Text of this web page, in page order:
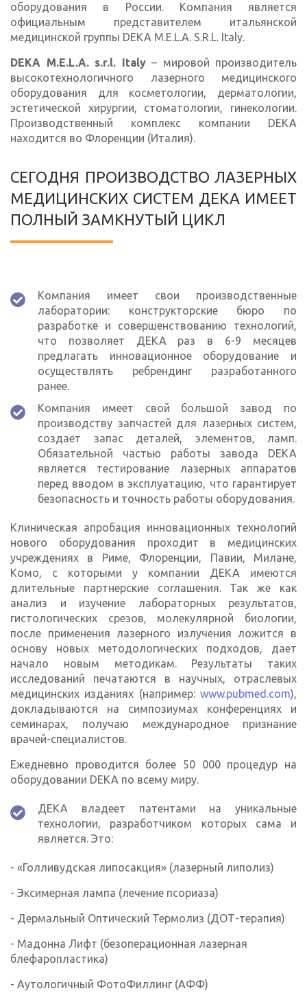
оборудования в России. Компания является
официальным представителем итальянской
медицинской группы DEKA M.E.L.A. S.R.L. Italy.
DEKA M.E.L.A. s.r.l. Italy– мировой производитель
высокотехнологичного лазерного медицинского
оборудования для косметологии, дерматологии,
эстетической хирургии, стоматологии, гинекологии.
Производственный комплекс компании DEKA
находится во Флоренции (Италия).
СЕГОДНЯ ПРОИЗВОДСТВО ЛАЗЕРНЫХ
МЕДИЦИНСКИХ СИСТЕМ ДЕКА ИМЕЕТ
ПОЛНЫЙ ЗАМКНУТЫЙ ЦИКЛ
Компания имеет свои производственные
лаборатории: конструкторские бюро по
разработке и совершенствованию технологий,
что позволяет ДЕКА раз в 6-9 месяцев
предлагать инновационное оборудование и
осуществлять ребрендинг разработанного
ранее.
Компания имеет свой большой завод по
производству запчастей для лазерных систем,
создает запас деталей, элементов, ламп.
Обязательной частью работы завода DEKA
является тестирование лазерных аппаратов
перед вводом в эксплуатацию, что гарантирует
безопасность и точность работы оборудования.
Клиническая апробация инновационных технологий
нового оборудования проходит в медицинских
учреждениях в Риме, Флоренции, Павии, Милане,
Комо, с которыми у компании ДЕКА имеются
длительные партнерские соглашения. Так же как
анализ и изучение лабораторных результатов,
гистологических срезов, молекулярной биологии,
после применения лазерного излучения ложится в
основу новых методологических подходов, дает
начало новым методикам. Результаты таких
исследований печатаются в научных, отраслевых
медицинских изданиях (например: www.pubmed.com),
докладываются на симпозиумах конференциях и
семинарах, получаю международное признание
врачей-специалистов.
Ежедневно проводится более 50 000 процедур на
оборудовании DEKA по всему миру.
ДЕКА владеет патентами на уникальные
технологии, разработчиком которых сама и
является. Это:
- «Голливудская липосакция» (лазерный липолиз)
- Эксимерная лампа (лечение псориаза)
- Дермальный Оптический Термолиз (ДОТ-терапия)
- Мадонна Лифт (безоперационная лазерная
блефаропластика)
- Аутологичный ФотоФиллинг (АФФ)